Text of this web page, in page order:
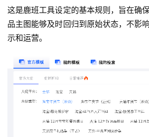
这是鹿班工具设定的基本规则，旨在确
品主图能够及时回归到原始状态，不影
示和运营。